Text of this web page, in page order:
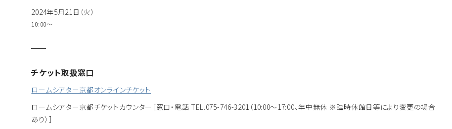
2024年5月21日（火）
10:00〜
チケット取扱窓口
ロームシアター京都オンラインチケット
ロームシアター京都チケットカウンター ［窓口・電話 TEL.075-746-3201（10:00～17:00、年中無休 ※臨時休館日等により変更の場合
あり）］